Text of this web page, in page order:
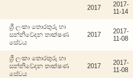
2017
2017-
11-14
ශ්‍රී ලංකා තොරතුරු හා
සන්නිවේදන තාක්ෂණ
සේවය
2017
2017-
11-08
ශ්‍රී ලංකා තොරතුරු හා
සන්නිවේදන තාක්ෂණ
සේවය
2017
2017-
11-08